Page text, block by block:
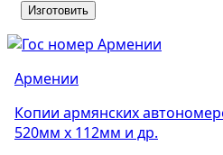
Изготовить
Армении
Копии армянских
520мм х 112мм и др.